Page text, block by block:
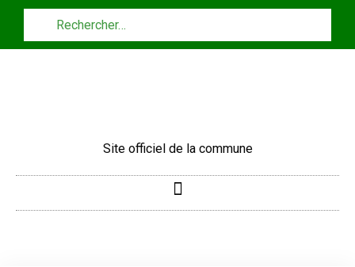
Panneau de gestion des cookies
Site officiel de la commune